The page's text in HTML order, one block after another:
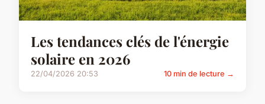
Les tendances clés de l'énergie
solaire en 2026
22/04/2026 20:53 10 min de lecture →